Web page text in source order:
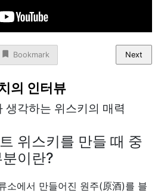
Bookmark Next
의 인터뷰
생각하는 위스키의 매력
위스키를 만들 때 중
이란?
소에서 만들어진 원주(原酒)를 블